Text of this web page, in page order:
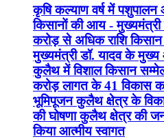
कृषि कल्याण वर्ष में
किसानों की आय - मुख्यमंत्री
करोड़ से अधिक राशि किसान
मुख्यमंत्री डॉ. यादव के मुख्य
कुलैथ में विशाल किसान
करोड़ लागत के 41 विकास
भूमिपूजन कुलैथ क्षेत्र के
की घोषणा कुलैथ क्षेत्र की
किया आत्मीय स्वागत